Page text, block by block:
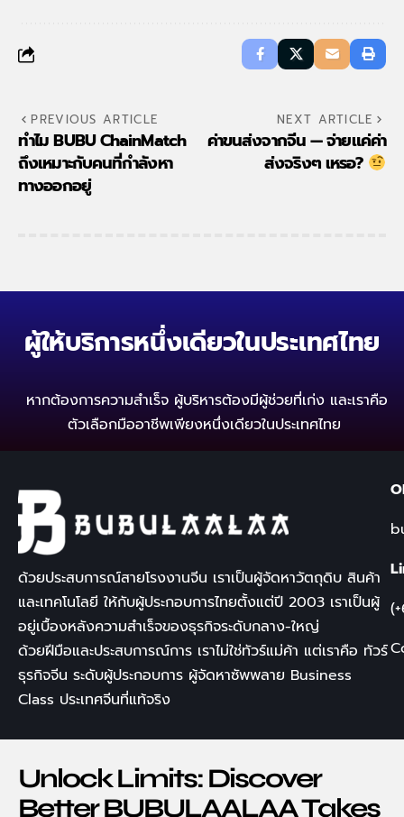
PREVIOUS ARTICLE
ทำไม BUBU ChainMatch
ถึงเหมาะกับคนที่กำลังหา
ทางออกอยู่
NEXT ARTICLE
ค่าขนส่งจากจีน — จ่ายแค่ค่า
ส่งจริงๆ เหรอ?
ผู้ให้บริการหนึ่งเดียวในประเทศไทย
หากต้องการความสำเร็จ ผู้บริหารต้องมีผู้ช่วยที่เก่ง และเราคือ
ตัวเลือกมืออาชีพเพียงหนึ่งเดียวในประเทศไทย
ด้วยประสบการณ์สายโรงงานจีน เราเป็นผู้จัดหาวัตถุดิบ สินค้า
และเทคโนโลยี ให้กับผู้ประกอบการไทยตั้งแต่ปี 2003 เราเป็นผู้
อยู่เบื้องหลังความสำเร็จของธุรกิจระดับกลาง-ใหญ่
ด้วยฝีมือและประสบการณ์การ เราไม่ใช่ทัวร์แม่ค้า แต่เราคือ ทัวร์
ธุรกิจจีน ระดับผู้ประกอบการ ผู้จัดหาซัพพลาย Business
Class ประเทศจีนที่แท้จริง
Unlock Limits: Discover
Better BUBULAALAA Takes